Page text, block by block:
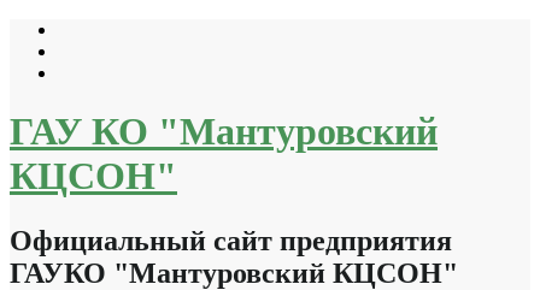
Перейти
содержимому
ГАУ КО "Мантуровский
КЦСОН"
Официальный сайт предприятия
ГАУКО "Мантуровский КЦСОН"